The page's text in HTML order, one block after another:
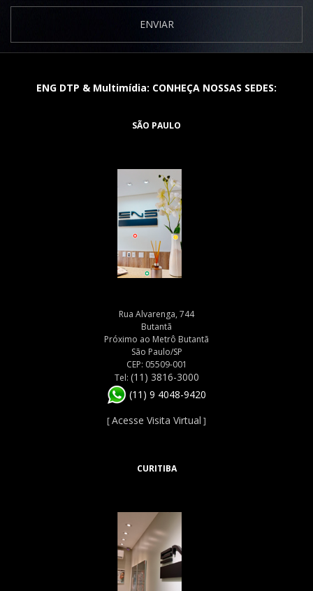
ENVIAR
ENG DTP & Multimídia: CONHEÇA NOSSAS SEDES:
SÃO PAULO
Rua Alvarenga, 744
Butantã
Próximo ao Metrô Butantã
São Paulo/SP
CEP: 05509-001
Tel: (11) 3816-3000
(11) 9 4048-9420
[Acesse Visita Virtual ]
CURITIBA